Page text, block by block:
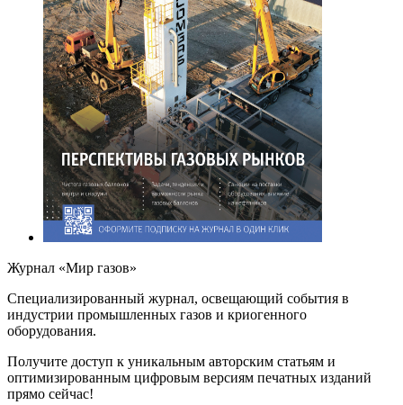
Журнал «Мир газов»
Cпециализированный журнал, освещающий события в
индустрии промышленных газов и криогенного
оборудования.
Получите доступ к уникальным авторским статьям и
оптимизированным цифровым версиям печатных изданий
прямо сейчас!